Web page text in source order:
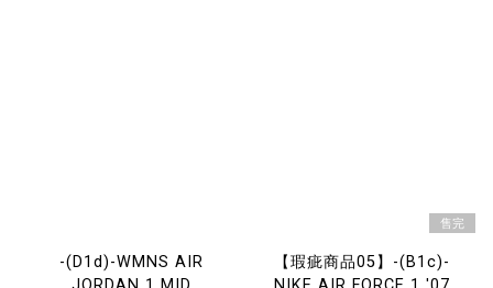
-(D1d)-WMNS AIR
售完
【瑕疵商品05】-(B1c)-